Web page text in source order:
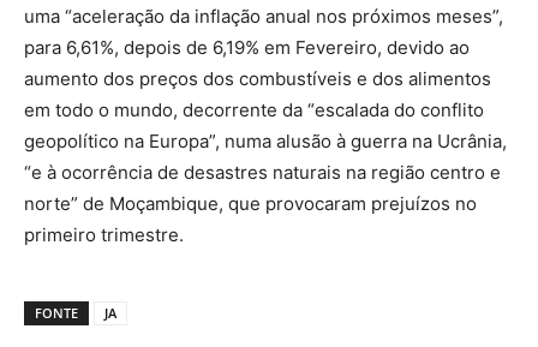
uma “aceleração da inflação anual nos próximos meses”,
para 6,61%, depois de 6,19% em Fevereiro, devido ao
aumento dos preços dos combustíveis e dos alimentos
em todo o mundo, decorrente da “escalada do conflito
geopolítico na Europa”, numa alusão à guerra na Ucrânia,
“e à ocorrência de desastres naturais na região centro e
norte” de Moçambique, que provocaram prejuízos no
primeiro trimestre.
FONTE JA